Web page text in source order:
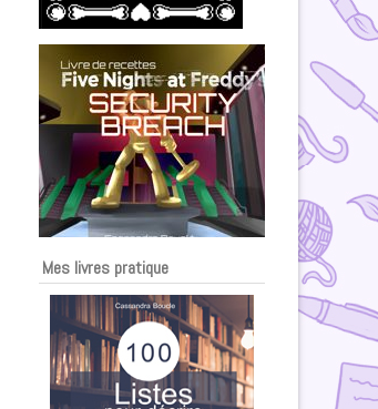
Mes livres pratique